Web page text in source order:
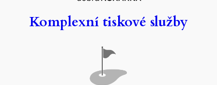
Komplexní tiskové služby